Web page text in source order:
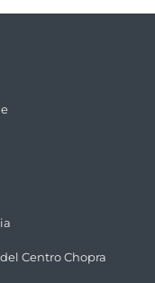
Centro Chopra